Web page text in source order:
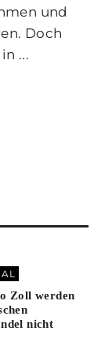
und
Doch
...
Zoll werden
nicht